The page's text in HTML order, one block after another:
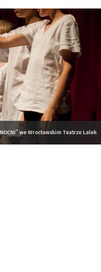
we Wrocławskim Teatrze Lalek